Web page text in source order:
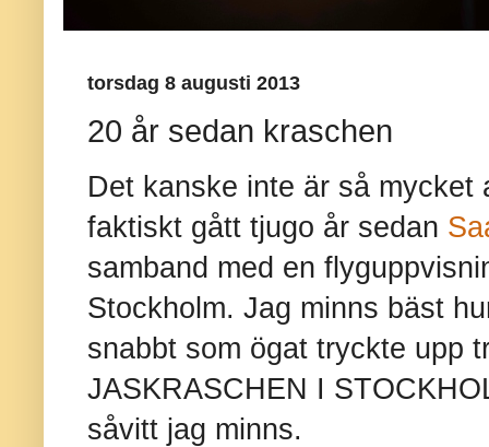
torsdag 8 augusti 2013
20 år sedan kraschen
Det kanske inte är så mycket
faktiskt gått tjugo år sedan
samband med en
Stockholm. Jag minns bäst
snabbt som ögat tryckte upp
JASKRASCHEN I
såvitt jag minns.